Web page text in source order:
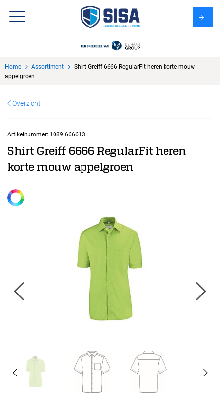
Over Sisa
Home Assortiment
Shirt Greiff 6666 RegularFit heren korte mouw
appelgroen
Overzicht
Artikelnummer: 1089.666613
Shirt Greiff 6666 RegularFit heren
korte mouw appelgroen